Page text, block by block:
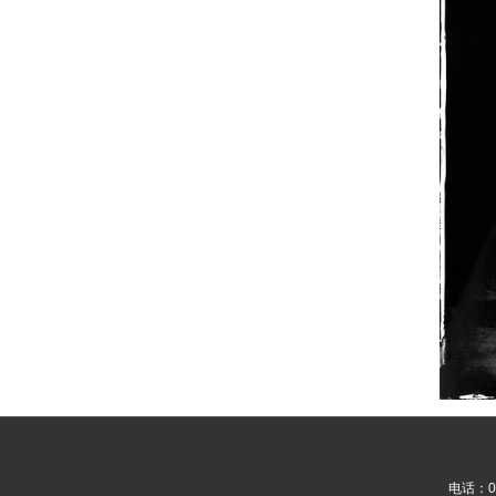
电话：